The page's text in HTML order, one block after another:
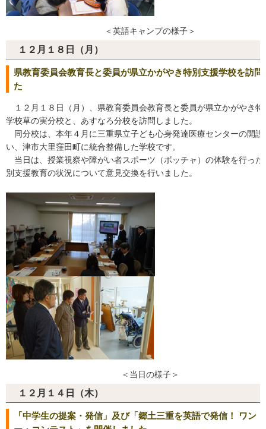
＜英語キャンプの様子＞
１２月１８日（月）
県教育委員会教育長と委員が県立かがやき特別支援学校を訪問
た
１２月１８日（月）、県教育委員会教育長と委員が県立かがやき特
学校草の実分校と、あすなろ分校を訪問しました。
同分校は、本年４月に三重県立子ども心身発達医療センターの開設
い、津市大里窪田町に統合整備した学校です。
当日は、授業視察や障がい者スポーツ（ボッチャ）の体験を行った
別支援教育の状況について意見交換を行いました。
＜当日の様子＞
１２月１４日（木）
「中学生の提案・発信」及び「郷土三重を英語で発信！ ワン